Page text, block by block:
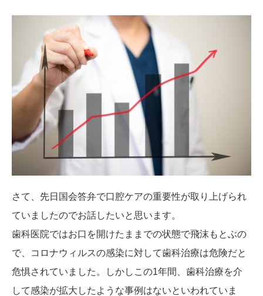
さて、先日国会答弁で口腔ケアの重要性が取り上げられ
ていましたのでお話したいと思います。
歯科医院ではお口を開けたままでの状態で飛沫もとぶの
で、コロナウィルスの感染に対して歯科治療は危険だと
危惧されていました。しかしこの1年間、歯科治療を介
して感染が拡大したような事例はないといわれていま